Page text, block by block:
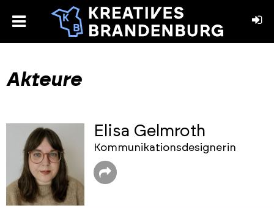
toggle
Akteure
Elisa Gelmroth
Kommunikationsdesignerin